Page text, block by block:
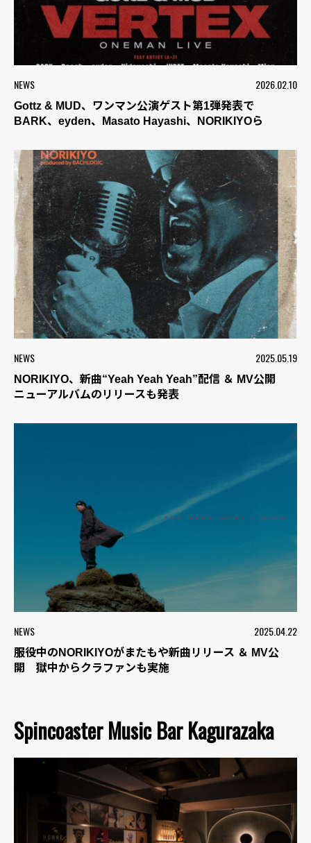
NEWS 2026.02.10
Gottz & MUD、ワンマン公演ゲスト第1弾発表で
BARK、eyden、Masato Hayashi、NORIKIYOら
NEWS 2025.05.19
NORIKIYO、新曲“Yeah Yeah Yeah”配信 ＆ MV公開
ニューアルバムのリリースも発表
NEWS 2025.04.22
服役中のNORIKIYOがまたもや新曲リリース ＆ MV公
開 獄中からクラファンも実施
Spincoaster Music Bar Kagurazaka